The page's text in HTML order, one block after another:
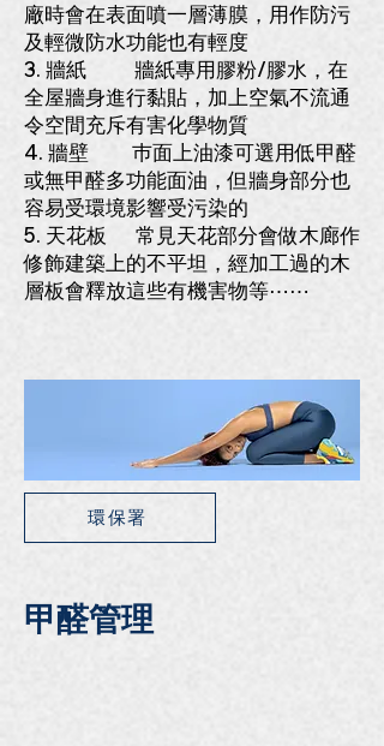
廠時會在表面噴一層薄膜，用作防污
及輕微防水功能也有輕度
3. 牆紙 牆紙專用膠粉/膠水，在
全屋牆身進行黏貼，加上空氣不流通
令空間充斥有害化學物質
4. 牆壁 巿面上油漆可選用低甲醛
或無甲醛多功能面油，但牆身部分也
容易受環境影響受污染的
5. 天花板 常見天花部分會做木廊作
修飾建築上的不平坦，經加工過的木
層板會釋放這些有機害物等⋯⋯
環保署
​甲醛管理